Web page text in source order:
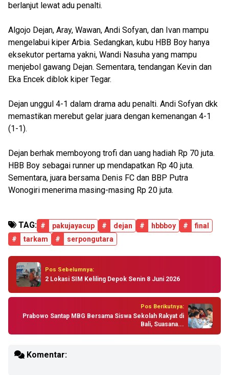
berlanjut lewat adu penalti.
Algojo Dejan, Aray, Wawan, Andi Sofyan, dan Ivan mampu
mengelabui kiper Arbia. Sedangkan, kubu HBB Boy hanya
eksekutor pertama yakni, Wandi Nasuha yang mampu
menjebol gawang Dejan. Sementara, tendangan Kevin dan
Eka Encek diblok kiper Tegar.
Dejan unggul 4-1 dalam drama adu penalti. Andi Sofyan dkk
memastikan merebut gelar juara dengan kemenangan 4-1
(1-1).
Dejan berhak memboyong trofi dan uang hadiah Rp 70 juta.
HBB Boy sebagai runner up mendapatkan Rp 40 juta.
Sementara, juara bersama Denis FC dan BBP Putra
Wonogiri menerima masing-masing Rp 20 juta.
TAG: # pakujayacup # dejan # hbbboy #
final
#
tarkam # serpongutara
Pos Sebelumnya:
2 Lokasi SIM Keliling Depok Senin 8 Juni 2026
Pos Berikutnya:
Prabowo Santap MBG Bersama Siswa Sekolah Rakyat di
Bali, Suasana...
Komentar: